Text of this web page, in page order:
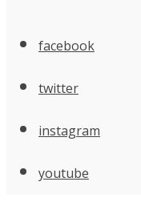
facebook
twitter
instagram
youtube